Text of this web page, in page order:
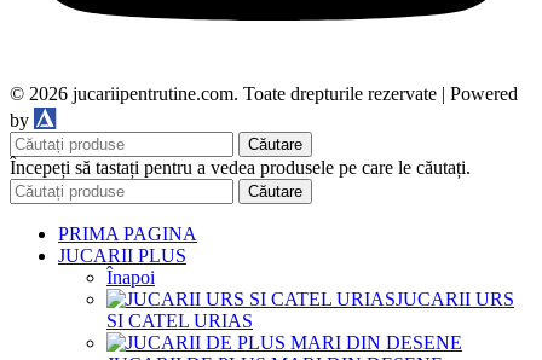
© 2026 jucariipentrutine.com. Toate drepturile rezervate | Powered
by
Căutare
Începeți să tastați pentru a vedea produsele pe care le căutați.
Căutare
PRIMA PAGINA
JUCARII PLUS
Înapoi
JUCARII URS
SI CATEL URIAS